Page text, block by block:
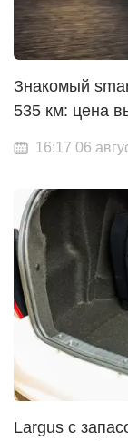
Знакомый
535 км: цена
16:17 06
Largus с